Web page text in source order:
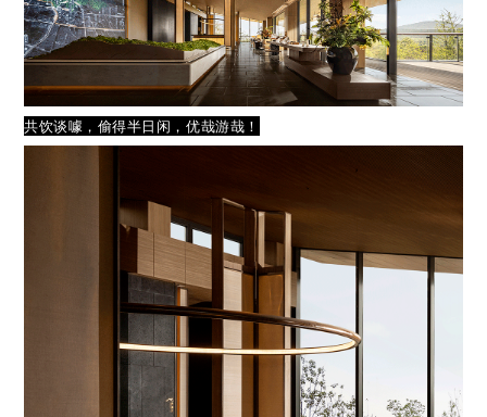
共饮谈噱，偷得半日闲，优哉游哉！